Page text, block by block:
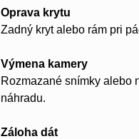
Oprava krytu
Zadný kryt alebo rám pri
Výmena kamery
Rozmazané snímky alebo
náhradu.
Záloha dát